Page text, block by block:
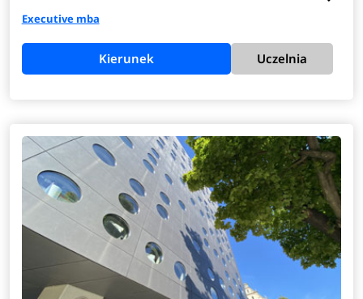
Executive mba
Kierunek Uczelnia